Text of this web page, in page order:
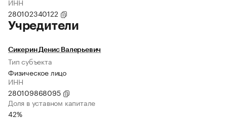
ИНН
280102340122
Учредители
Сикерин Денис Валерьевич
Тип субъекта
Физическое лицо
ИНН
280109868095
Доля в уставном капитале
42%